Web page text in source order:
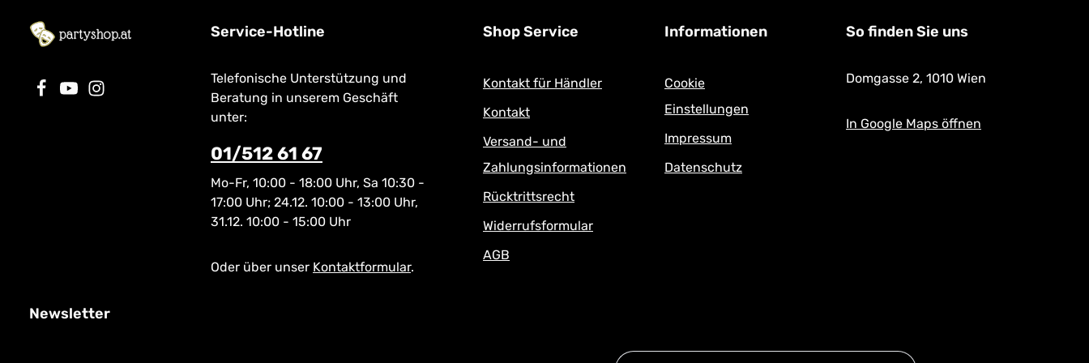
Service-Hotline
Telefonische Unterstützung und
Beratung in unserem Geschäft
unter:
01/512 61 67
Mo-Fr, 10:00 - 18:00 Uhr, Sa 10:30 -
17:00 Uhr; 24.12. 10:00 - 13:00 Uhr,
31.12. 10:00 - 15:00 Uhr
Oder über unser Kontaktformular.
Shop Service
Kontakt für Händler
Kontakt
Versand- und
Zahlungsinformationen
Rücktrittsrecht
Widerrufsformular
AGB
Informationen
Cookie
Einstellungen
Impressum
Datenschutz
So finden Sie uns
Domgasse 2, 1010 Wien
In Google Maps öffnen
Newsletter
E-Mail-Adresse*